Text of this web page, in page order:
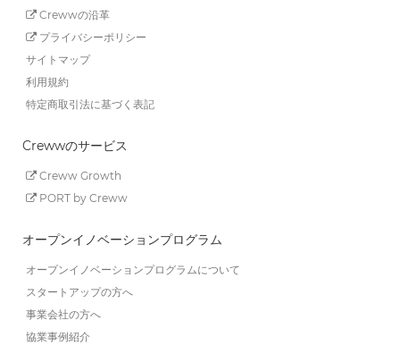
Crewwの沿革
プライバシーポリシー
サイトマップ
利用規約
特定商取引法に基づく表記
Crewwのサービス
Creww Growth
PORT by Creww
オープンイノベーションプログラム
オープンイノベーションプログラムについて
スタートアップの方へ
事業会社の方へ
協業事例紹介